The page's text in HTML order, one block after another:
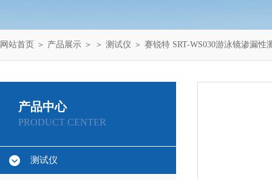
网站首页 ＞ 产品展示 ＞ ＞ 测试仪 ＞ 赛锐特 SRT-WS030游泳镜渗漏性
产品中心
PRODUCT CENTER
测试仪